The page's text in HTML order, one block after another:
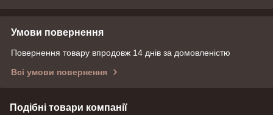
Умови повернення
Повернення товару впродовж 14 днів за домовленістю
Всі умови повернення
Подібні товари компанії